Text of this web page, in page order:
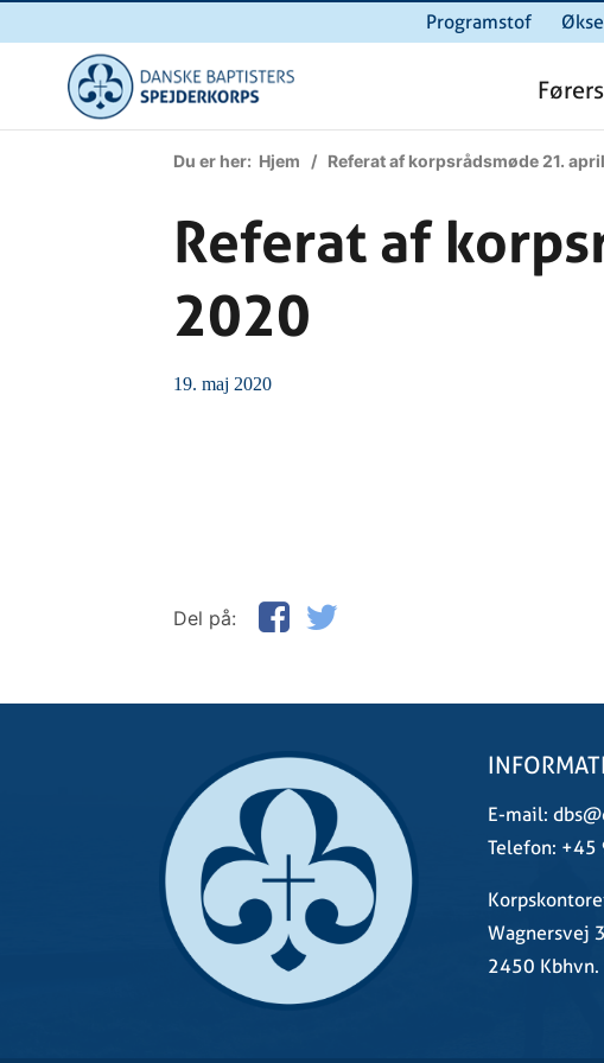
Programstof
Du er her: Hjem / Referat af korpsrådsmøde 21.
Referat af
2020
19. maj 2020
Del på:
E-mail:
Telefon: +45
Wagnersvej
2450 Kbhvn.